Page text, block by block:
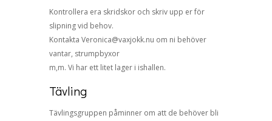
Kontrollera era skridskor och skriv upp er för
slipning vid behov.
Kontakta Veronica@vaxjokk.nu om ni behöver
vantar, strumpbyxor
m,m. Vi har ett litet lager i ishallen.
Tävling
Tävlingsgruppen påminner om att de behöver bli